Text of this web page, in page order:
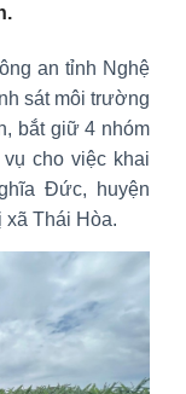
an tỉnh Nghệ
sát môi trường
bắt giữ 4 nhóm
cho việc khai
Đức, huyện
xã Thái Hòa.